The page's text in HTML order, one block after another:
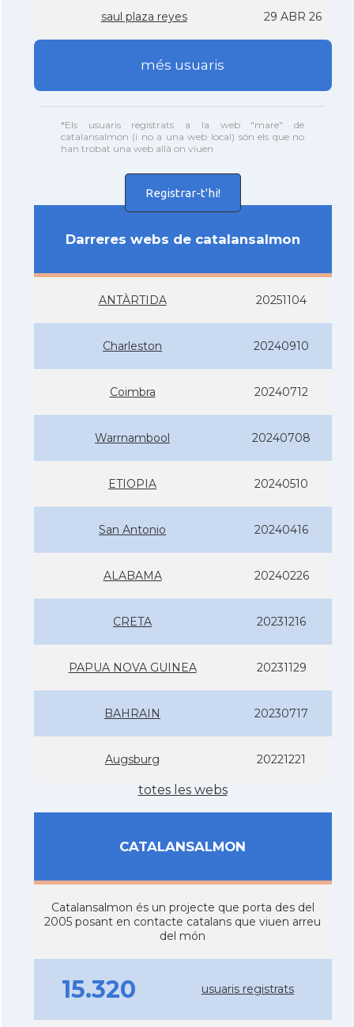
saul plaza reyes 29 ABR 26
més usuaris
*Els usuaris registrats a la web "mare" de
catalansalmon (i no a una web local) són els que no
han trobat una web allà on viuen
Registrar-t'hi!
Darreres webs de catalansalmon
ANTÀRTIDA 20251104
Charleston 20240910
Coimbra 20240712
Warrnambool 20240708
ETIOPIA 20240510
San Antonio 20240416
ALABAMA 20240226
CRETA 20231216
PAPUA NOVA GUINEA 20231129
BAHRAIN 20230717
Augsburg 20221221
totes les webs
CATALANSALMON
Catalansalmon és un projecte que porta des del
2005 posant en contacte catalans que viuen arreu
del món
15.320 usuaris registrats